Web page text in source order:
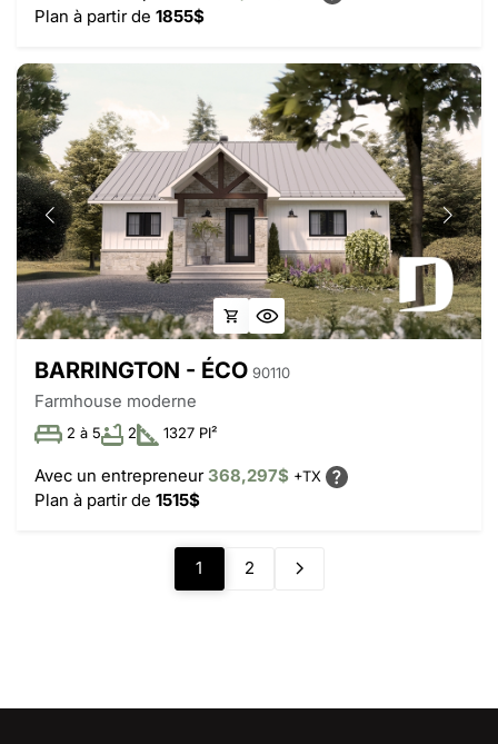
Plan à partir de 1855$
BARRINGTON - ÉCO 90110
Farmhouse moderne
2 à 5 2 1327 PI²
Avec un entrepreneur368,297$ +TX
Plan à partir de 1515$
1 2